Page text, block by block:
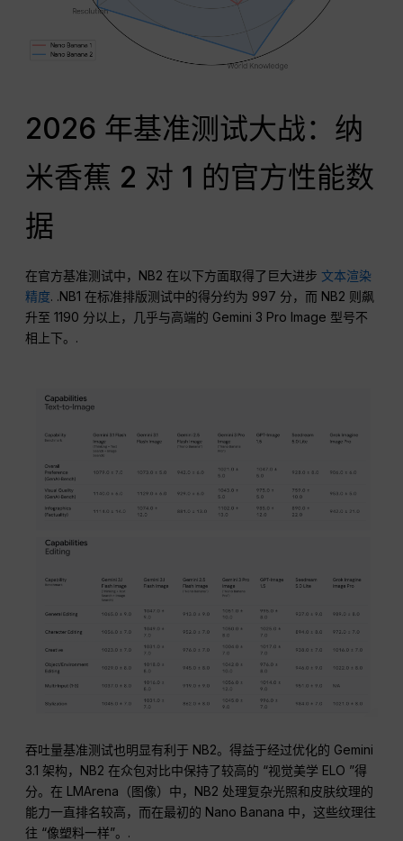
2026 年基准测试大战：纳
米香蕉 2 对 1 的官方性能数
据
在官方基准测试中，NB2 在以下方面取得了巨大进步文本渲染
精度. .NB1 在标准排版测试中的得分约为 997 分，而 NB2 则飙
升至 1190 分以上，几乎与高端的 Gemini 3 Pro Image 型号不
相上下。.
吞吐量基准测试也明显有利于 NB2。得益于经过优化的 Gemini
3.1 架构，NB2 在众包对比中保持了较高的 “视觉美学 ELO ”得
分。在 LMArena（图像）中，NB2 处理复杂光照和皮肤纹理的
能力一直排名较高，而在最初的 Nano Banana 中，这些纹理往
往 “像塑料一样”。.